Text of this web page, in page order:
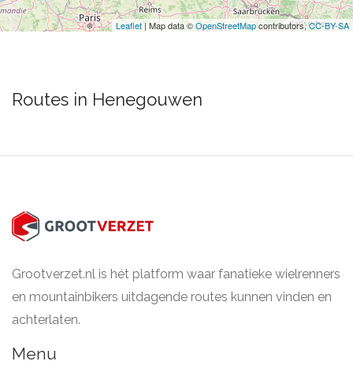
Leaflet | Map data ©OpenStreetMapcontributors,CC-BY-SA
Routes in Henegouwen
Grootverzet.nl is hét platform waar fanatieke wielrenners
en mountainbikers uitdagende routes kunnen vinden en
achterlaten.
Menu